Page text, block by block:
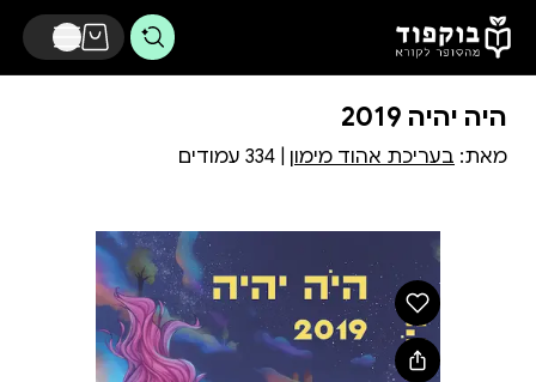
דלג לתוכן הראשי
היה יהיה 2019
מאת: בעריכת אהוד מימון